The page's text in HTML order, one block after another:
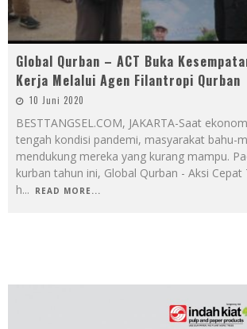
Global Qurban – ACT Buka
Kerja Melalui Agen Filantropi Qurban
10 Juni 2020
BESTTANGSEL.COM, JAKARTA-Saat
tengah kondisi pandemi, masyarakat bahu-
mendukung mereka yang kurang mampu.
kurban tahun ini, Global Qurban - Aksi
h... READ MORE...